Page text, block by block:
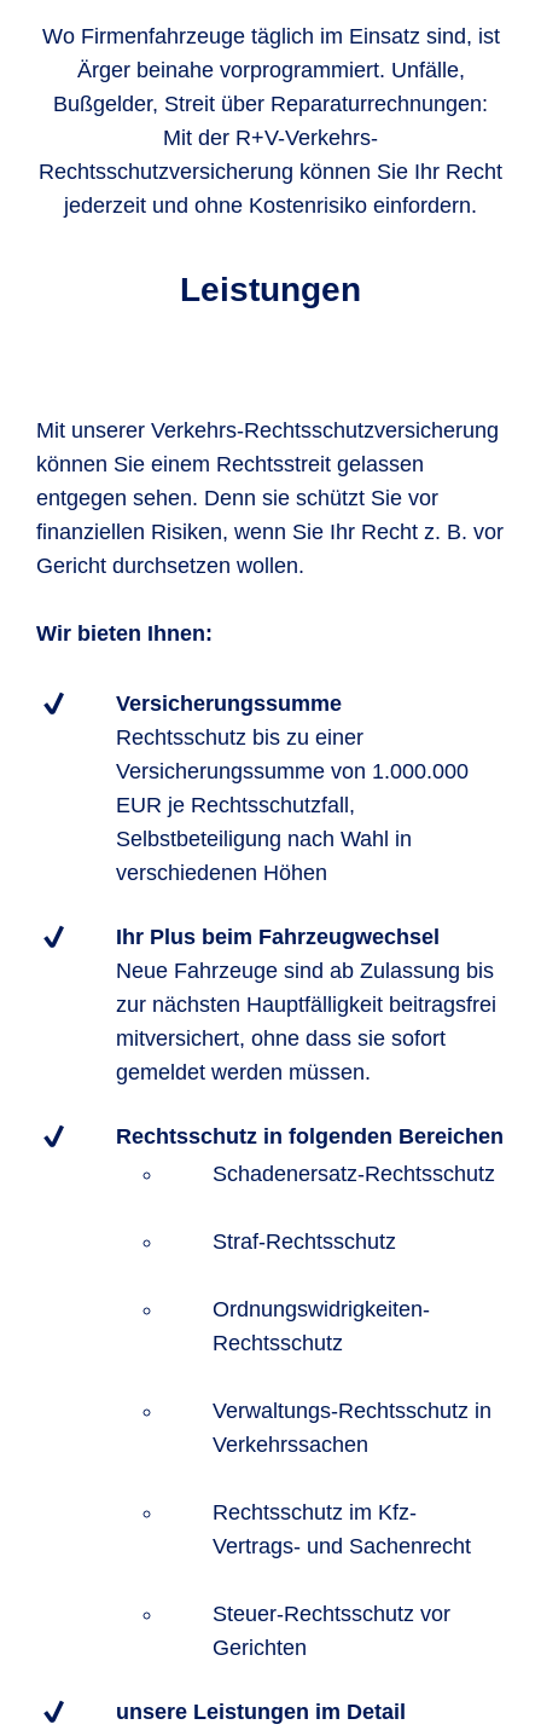
Wo Firmenfahrzeuge täglich im Einsatz sind, ist
Ärger beinahe vorprogrammiert. Unfälle,
Bußgelder, Streit über Reparaturrechnungen:
Mit der R+V-Verkehrs-
Rechtsschutzversicherung können Sie Ihr Recht
jederzeit und ohne Kostenrisiko einfordern.
Leistungen
Mit unserer Verkehrs-Rechtsschutzversicherung
können Sie einem Rechtsstreit gelassen
entgegen sehen. Denn sie schützt Sie vor
finanziellen Risiken, wenn Sie Ihr Recht z. B. vor
Gericht durchsetzen wollen.
Wir bieten Ihnen:
Versicherungssumme
Rechtsschutz bis zu einer
Versicherungssumme von 1.000.000
EUR je Rechtsschutzfall,
Selbstbeteiligung nach Wahl in
verschiedenen Höhen
Ihr Plus beim Fahrzeugwechsel
Neue Fahrzeuge sind ab Zulassung bis
zur nächsten Hauptfälligkeit beitragsfrei
mitversichert, ohne dass sie sofort
gemeldet werden müssen.
Rechtsschutz in folgenden Bereichen
Schadenersatz-Rechtsschutz
Straf-Rechtsschutz
Ordnungswidrigkeiten-
Rechtsschutz
Verwaltungs-Rechtsschutz in
Verkehrssachen
Rechtsschutz im Kfz-
Vertrags- und Sachenrecht
Steuer-Rechtsschutz vor
Gerichten
unsere Leistungen im Detail